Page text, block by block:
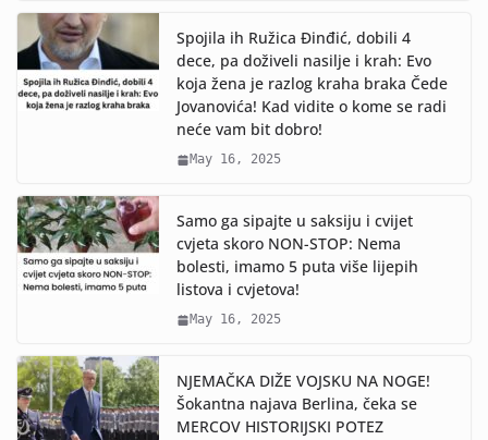
Spojila ih Ružica Đinđić, dobili 4
dece, pa doživeli nasilje i krah: Evo
koja žena je razlog kraha braka Čede
Jovanovića! Kad vidite o kome se radi
neće vam bit dobro!
May 16, 2025
Samo ga sipajte u saksiju i cvijet
cvjeta skoro NON-STOP: Nema
bolesti, imamo 5 puta više lijepih
listova i cvjetova!
May 16, 2025
NJEMAČKA DIŽE VOJSKU NA NOGE!
Šokantna najava Berlina, čeka se
MERCOV HISTORIJSKI POTEZ